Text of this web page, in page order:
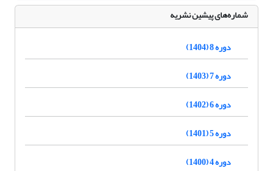
شماره‌های پیشین نشریه
دوره 8 (1404)
دوره 7 (1403)
دوره 6 (1402)
دوره 5 (1401)
دوره 4 (1400)